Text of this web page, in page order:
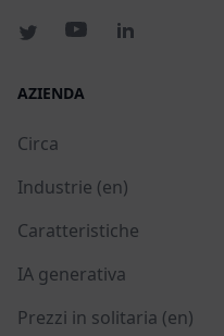
AZIENDA
Circa
Industrie (en)
Caratteristiche
IA generativa
Prezzi in solitaria (en)